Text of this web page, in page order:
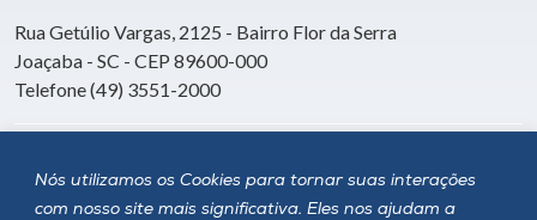
Nós utilizamos os Cookies para tornar suas interações
com nosso site mais significativa. Eles nos ajudam a
Rua Getúlio Vargas, 2125 - Bairro Flor da Serra
Joaçaba - SC - CEP 89600-000
Telefone (49) 3551-2000
Siga a Unoesc